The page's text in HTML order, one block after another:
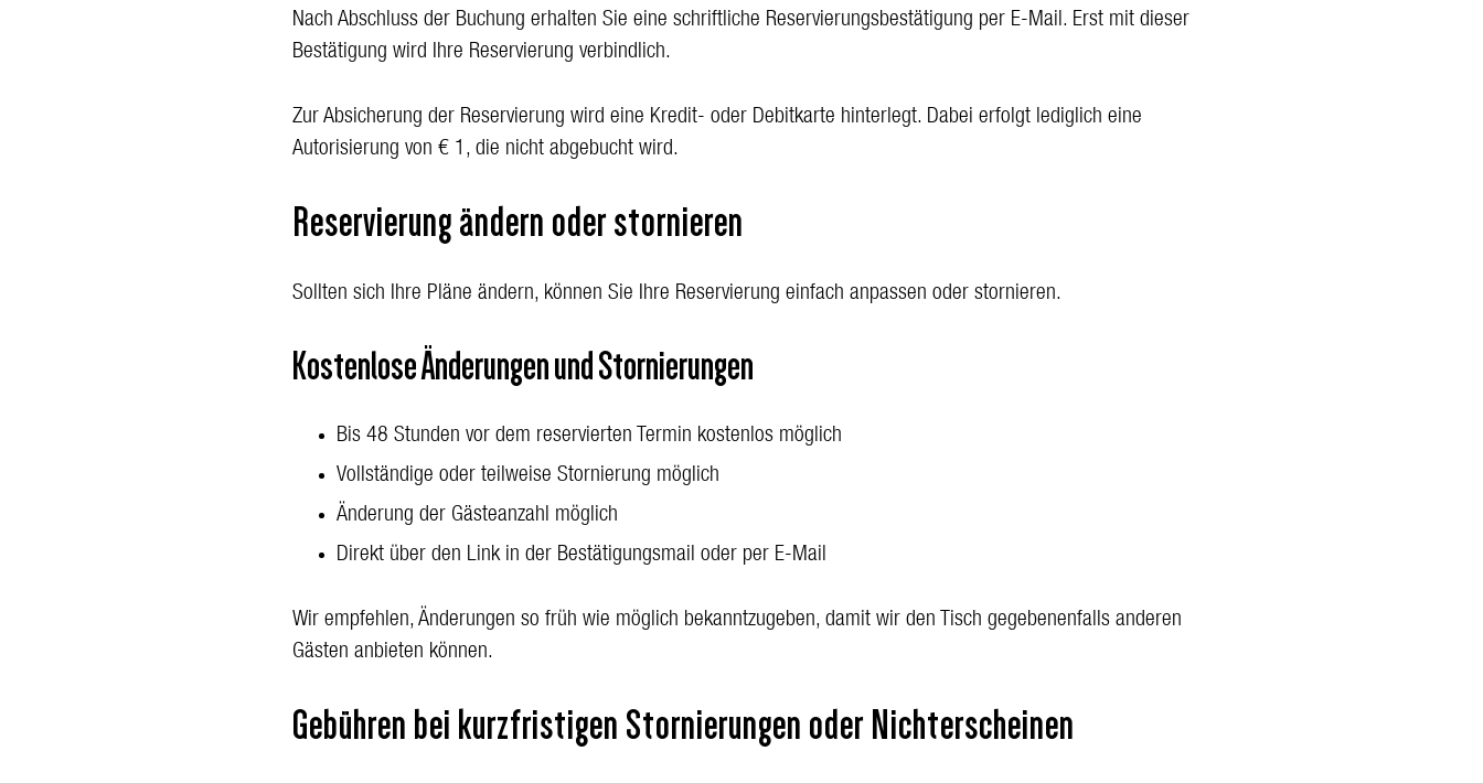
Nach Abschluss der Buchung erhalten Sie eine schriftliche Reservierungsbestätigung per E-Mail. Erst mit dieser
Bestätigung wird Ihre Reservierung verbindlich.
Zur Absicherung der Reservierung wird eine Kredit- oder Debitkarte hinterlegt. Dabei erfolgt lediglich eine
Autorisierung von € 1, die nicht abgebucht wird.
Reservierung ändern oder stornieren
Sollten sich Ihre Pläne ändern, können Sie Ihre Reservierung einfach anpassen oder stornieren.
Kostenlose Änderungen und Stornierungen
Bis 48 Stunden vor dem reservierten Termin kostenlos möglich
Vollständige oder teilweise Stornierung möglich
Änderung der Gästeanzahl möglich
Direkt über den Link in der Bestätigungsmail oder per E-Mail
Wir empfehlen, Änderungen so früh wie möglich bekanntzugeben, damit wir den Tisch gegebenenfalls anderen
Gästen anbieten können.
Gebühren bei kurzfristigen Stornierungen oder Nichterscheinen